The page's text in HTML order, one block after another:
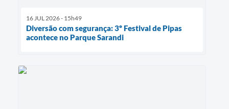
16 JUL 2026 - 15h49
Diversão com segurança: 3º Festival de Pipas
acontece no Parque Sarandi